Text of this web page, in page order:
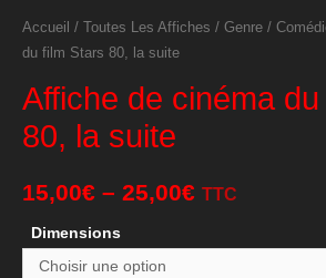
Accueil / Toutes Les Affiches / Genre /
du film Stars 80, la suite
Affiche de cinéma
80, la suite
15,00€ – 25,00€ TTC
Dimensions